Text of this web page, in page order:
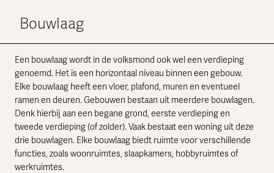
Bouwlaag
Een bouwlaag wordt in de volksmond ook wel een verdieping
genoemd. Het is een horizontaal niveau binnen een gebouw.
Elke bouwlaag heeft een vloer, plafond, muren en eventueel
ramen en deuren. Gebouwen bestaan uit meerdere bouwlagen.
Denk hierbij aan een begane grond, eerste verdieping en
tweede verdieping (of zolder). Vaak bestaat een woning uit deze
drie bouwlagen. Elke bouwlaag biedt ruimte voor verschillende
functies, zoals woonruimtes, slaapkamers, hobbyruimtes of
werkruimtes.